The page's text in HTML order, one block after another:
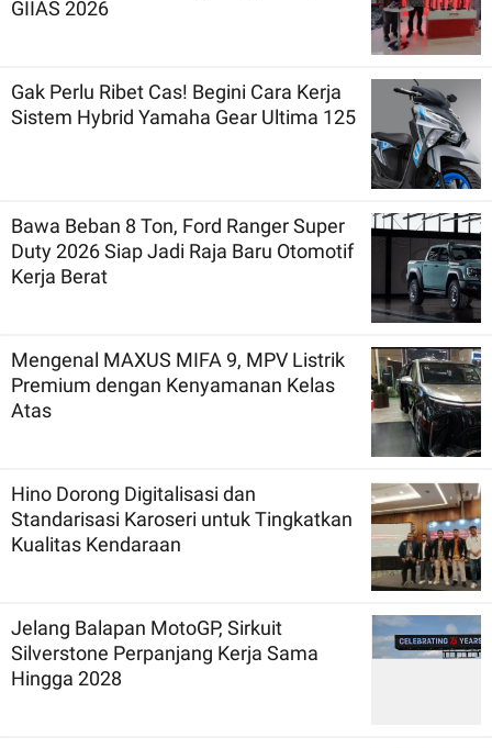
GIIAS 2026
Gak Perlu Ribet Cas! Begini Cara Kerja
Sistem Hybrid Yamaha Gear Ultima 125
Bawa Beban 8 Ton, Ford Ranger Super
Duty 2026 Siap Jadi Raja Baru Otomotif
Kerja Berat
Mengenal MAXUS MIFA 9, MPV Listrik
Premium dengan Kenyamanan Kelas
Atas
Hino Dorong Digitalisasi dan
Standarisasi Karoseri untuk Tingkatkan
Kualitas Kendaraan
Jelang Balapan MotoGP, Sirkuit
Silverstone Perpanjang Kerja Sama
Hingga 2028